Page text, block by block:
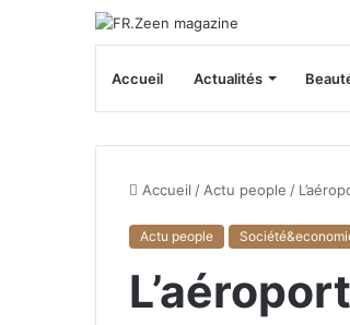
Accueil Actualités
Accueil / Actu people /
Actu people